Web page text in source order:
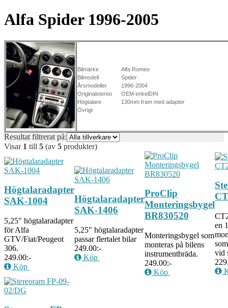
Alfa Spider 1996-2005
Bilmärke
Alfa Romeo
Bilmodell
Spider
Årsmodeller
1996-2004
Originalstereo
OEM enkelDIN
Högtalare
130mm fram med adapter
Övrigt
Resultat filtrerat på:
Visar 1 till 5 (av 5 produkter)
Högtalaradapter
SAK-1004
5,25" högtalaradapter
för Alfa
GTV/Fiat/Peugeot
306.
249.00:-
Köp
Högtalaradapter
SAK-1406
5,25" högtalaradapter
passar flertalet bilar
249.00:-
Köp
ProClip
Monteringsbygel
BR830520
Monteringsbygel som
monteras på bilens
instrumentbräda.
249.00:-
Köp
en
vid